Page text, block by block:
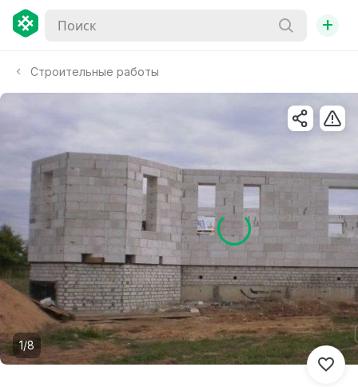
+
Строительные работы
1/8